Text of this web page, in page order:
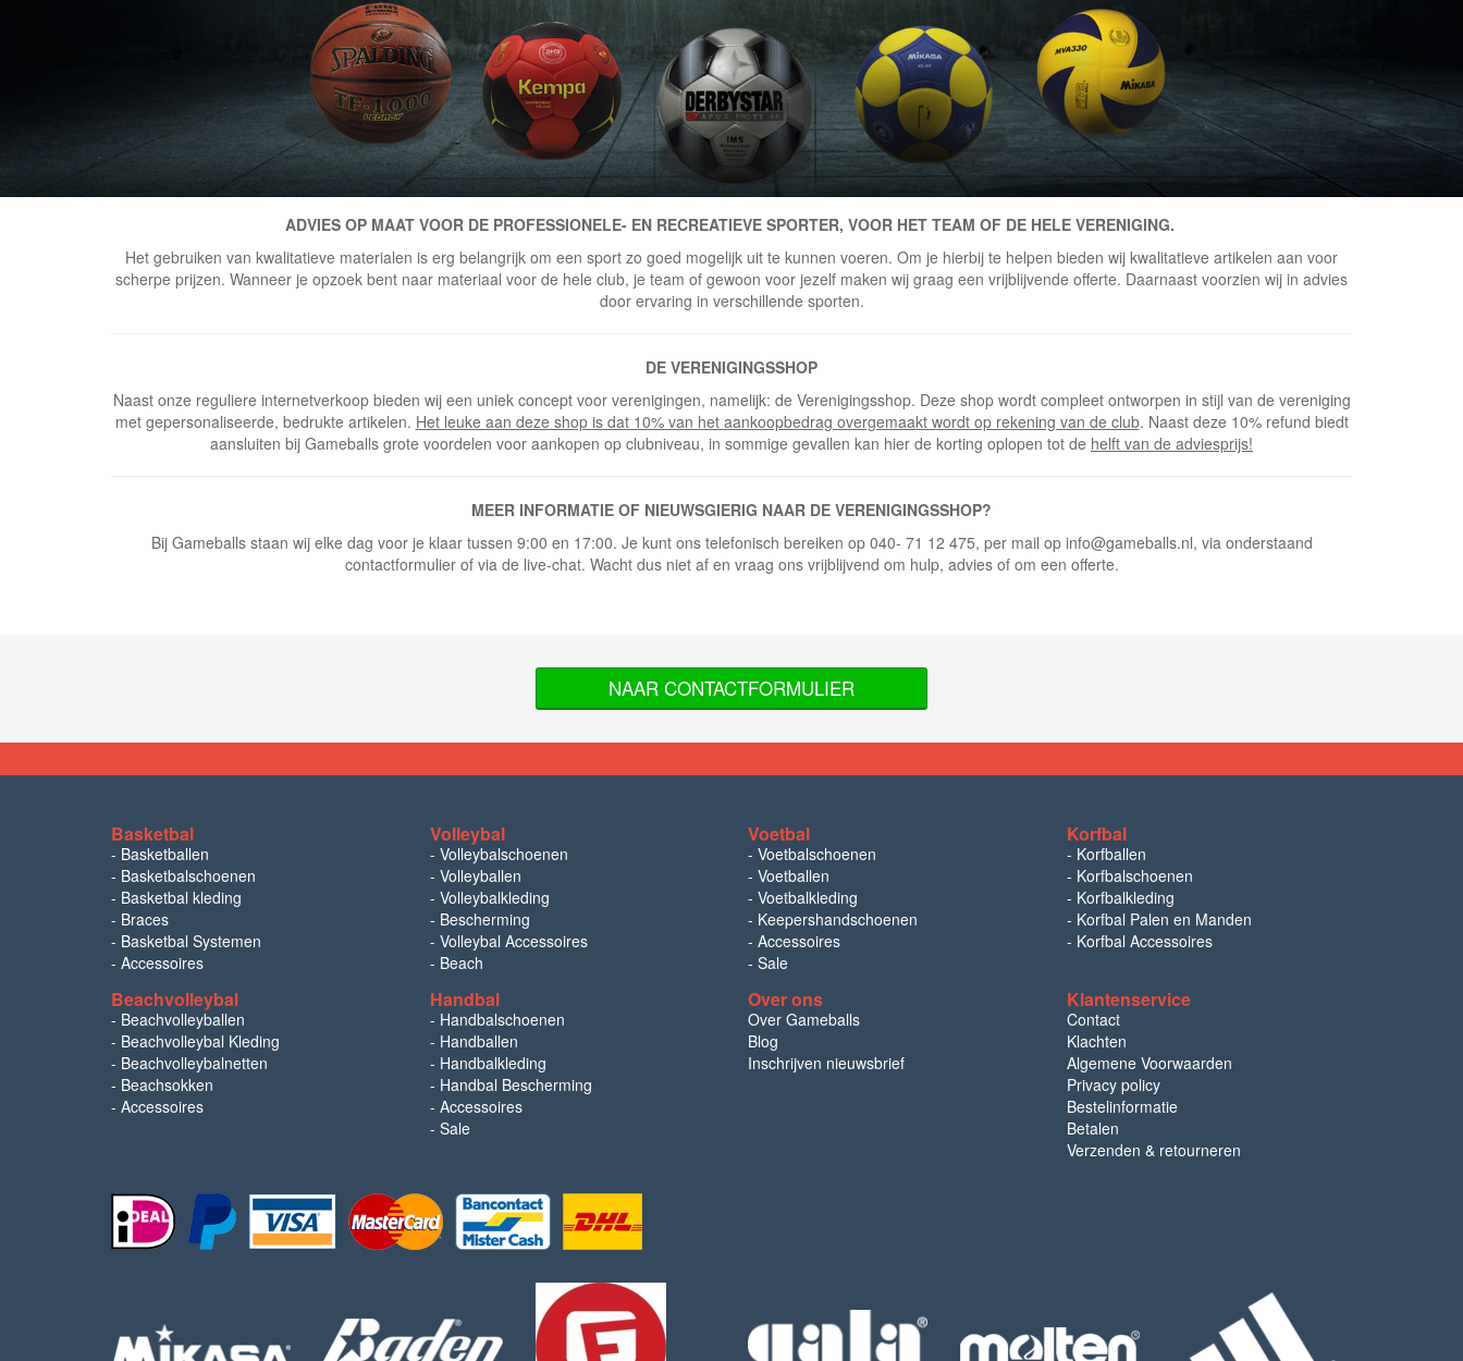
ADVIES OP MAAT VOOR DE PROFESSIONELE- EN RECREATIEVE SPORTER, VOOR HET TEAM OF DE HELE VERENIGING.
Het gebruiken van kwalitatieve materialen is erg belangrijk om een sport zo goed mogelijk uit te kunnen voeren. Om je hierbij te helpen bieden wij kwalitatieve artikelen aan voor
scherpe prijzen. Wanneer je opzoek bent naar materiaal voor de hele club, je team of gewoon voor jezelf maken wij graag een vrijblijvende offerte. Daarnaast voorzien wij in advies
door ervaring in verschillende sporten.
DE VERENIGINGSSHOP
Naast onze reguliere internetverkoop bieden wij een uniek concept voor verenigingen, namelijk: de Verenigingsshop. Deze shop wordt compleet ontworpen in stijl van de vereniging
met gepersonaliseerde, bedrukte artikelen. Het leuke aan deze shop is dat 10% van het aankoopbedrag overgemaakt wordt op rekening van de club. Naast deze 10% refund biedt
aansluiten bij Gameballs grote voordelen voor aankopen op clubniveau, in sommige gevallen kan hier de korting oplopen tot de helft van de adviesprijs!
MEER INFORMATIE OF NIEUWSGIERIG NAAR DE VERENIGINGSSHOP?
Bij Gameballs staan wij elke dag voor je klaar tussen 9:00 en 17:00. Je kunt ons telefonisch bereiken op 040- 71 12 475, per mail op info@gameballs.nl, via onderstaand
contactformulier of via de live-chat. Wacht dus niet af en vraag ons vrijblijvend om hulp, advies of om een offerte.
NAAR CONTACTFORMULIER
Basketbal
- Basketballen
- Basketbalschoenen
- Basketbal kleding
- Braces
- Basketbal Systemen
- Accessoires
Volleybal
- Volleybalschoenen
- Volleyballen
- Volleybalkleding
- Bescherming
- Volleybal Accessoires
- Beach
Voetbal
- Voetbalschoenen
- Voetballen
- Voetbalkleding
- Keepershandschoenen
- Accessoires
- Sale
Korfbal
- Korfballen
- Korfbalschoenen
- Korfbalkleding
- Korfbal Palen en Manden
- Korfbal Accessoires
Beachvolleybal
- Beachvolleyballen
- Beachvolleybal Kleding
- Beachvolleybalnetten
- Beachsokken
- Accessoires
Handbal
- Handbalschoenen
- Handballen
- Handbalkleding
- Handbal Bescherming
- Accessoires
- Sale
Over ons
Over Gameballs
Blog
Inschrijven nieuwsbrief
Klantenservice
Contact
Klachten
Algemene Voorwaarden
Privacy policy
Bestelinformatie
Betalen
Verzenden & retourneren